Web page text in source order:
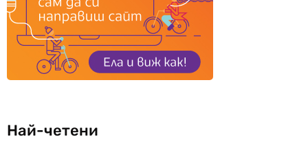
Най-четени